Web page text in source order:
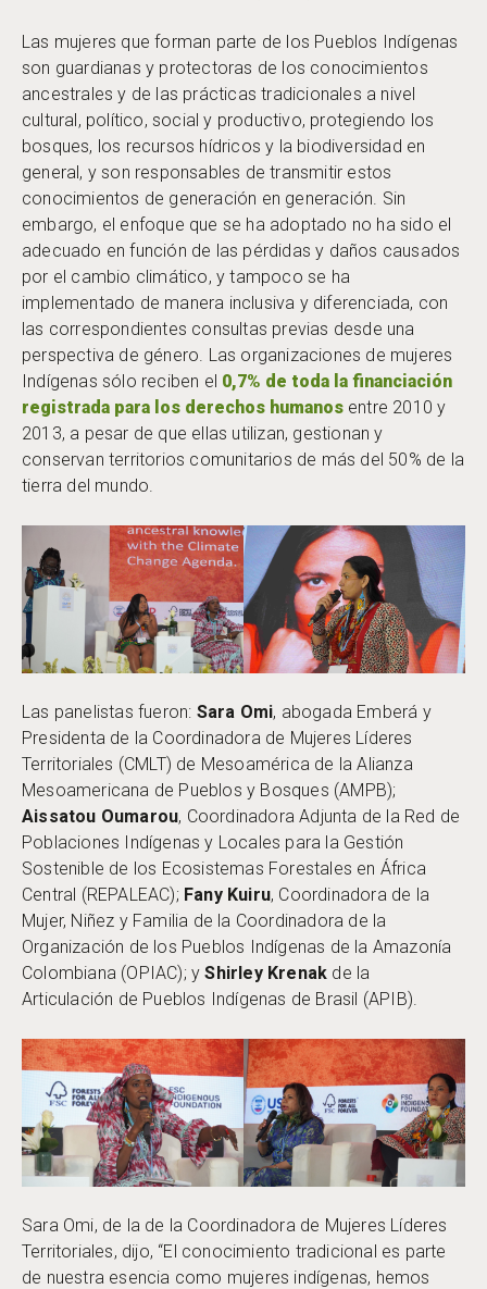
Las mujeres que forman parte de los Pueblos Indígenas
son guardianas y protectoras de los conocimientos
ancestrales y de las prácticas tradicionales a nivel
cultural, político, social y productivo, protegiendo los
bosques, los recursos hídricos y la biodiversidad en
general, y son responsables de transmitir estos
conocimientos de generación en generación. Sin
embargo, el enfoque que se ha adoptado no ha sido el
adecuado en función de las pérdidas y daños causados
por el cambio climático, y tampoco se ha
implementado de manera inclusiva y diferenciada, con
las correspondientes consultas previas desde una
perspectiva de género. Las organizaciones de mujeres
Indígenas sólo reciben el 0,7% de toda la financiación
registrada para los derechos humanos entre 2010 y
2013, a pesar de que ellas utilizan, gestionan y
conservan territorios comunitarios de más del 50% de la
tierra del mundo.
Las panelistas fueron: Sara Omi, abogada Emberá y
Presidenta de la Coordinadora de Mujeres Líderes
Territoriales (CMLT) de Mesoamérica de la Alianza
Mesoamericana de Pueblos y Bosques (AMPB);
Aissatou Oumarou, Coordinadora Adjunta de la Red de
Poblaciones Indígenas y Locales para la Gestión
Sostenible de los Ecosistemas Forestales en África
Central (REPALEAC); Fany Kuiru, Coordinadora de la
Mujer, Niñez y Familia de la Coordinadora de la
Organización de los Pueblos Indígenas de la Amazonía
Colombiana (OPIAC); yShirley Krenak de la
Articulación de Pueblos Indígenas de Brasil (APIB).
Sara Omi, de la de la Coordinadora de Mujeres Líderes
Territoriales, dijo, “El conocimiento tradicional es parte
de nuestra esencia como mujeres indígenas, hemos